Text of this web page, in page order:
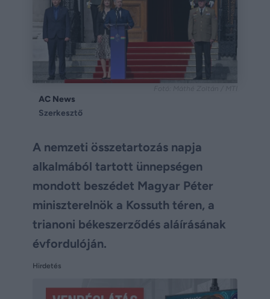
AC News
Szerkesztő
A nemzeti összetartozás napja
alkalmából tartott ünnepségen
mondott beszédet Magyar Péter
miniszterelnök a Kossuth téren, a
trianoni békeszerződés aláírásának
évfordulóján.
Hirdetés